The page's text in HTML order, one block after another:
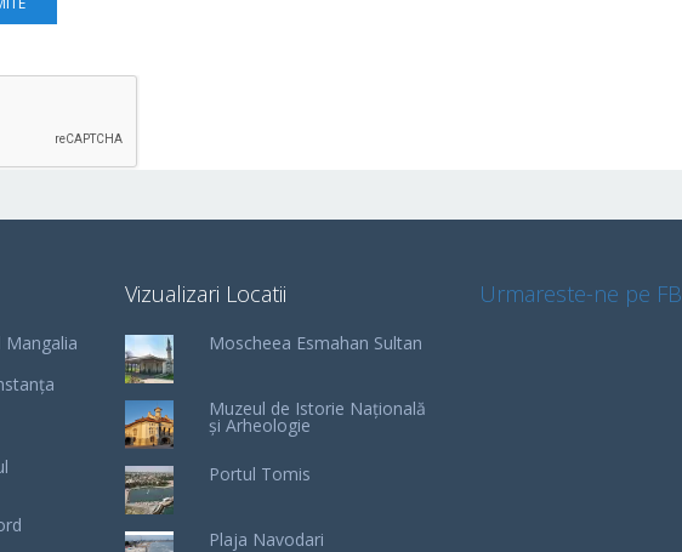
Vizualizari Locatii
Moscheea Esmahan Sultan
Muzeul de Istorie Națională
și Arheologie
Portul Tomis
Plaja Navodari
Urmareste-ne pe FB